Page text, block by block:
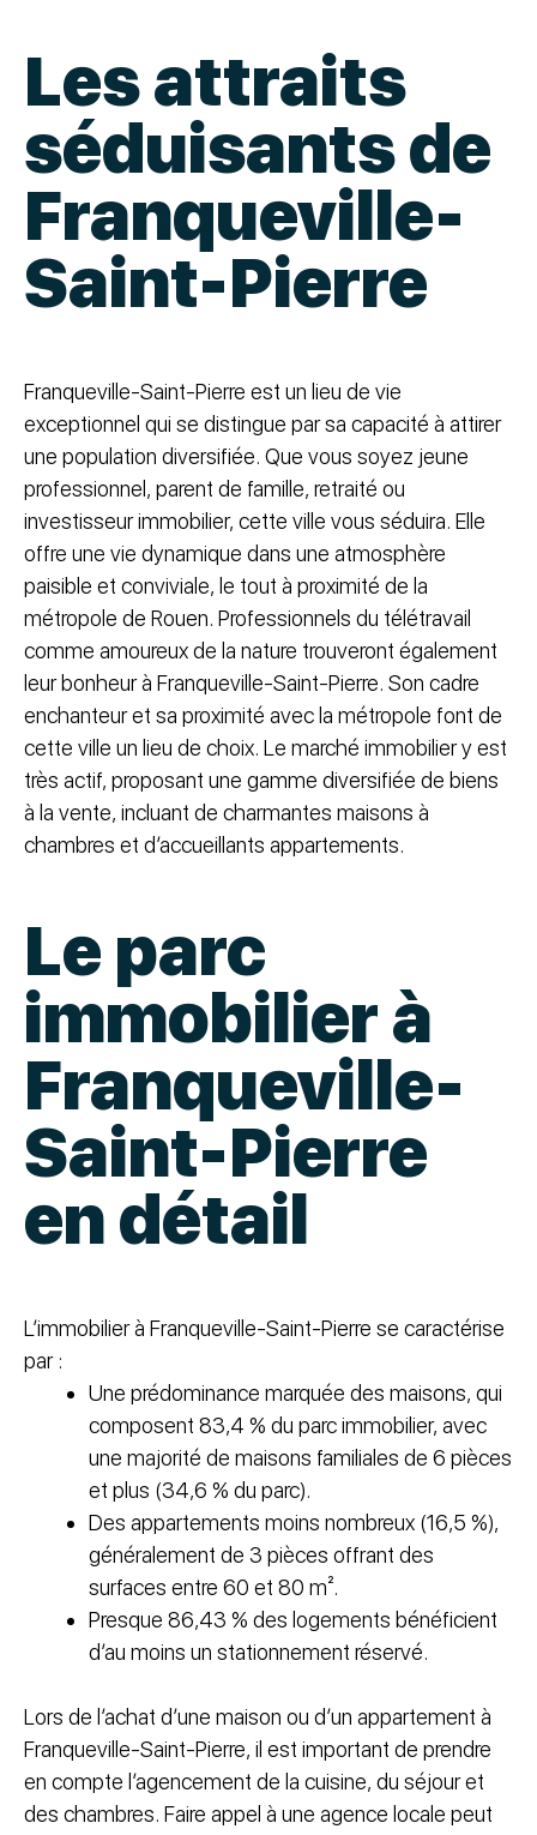
Les attraits
séduisants de
Franqueville-
Saint-Pierre
Franqueville-Saint-Pierre est un lieu de vie
exceptionnel qui se distingue par sa capacité à attirer
une population diversifiée. Que vous soyez jeune
professionnel, parent de famille, retraité ou
investisseur immobilier, cette ville vous séduira. Elle
offre une vie dynamique dans une atmosphère
paisible et conviviale, le tout à proximité de la
métropole de Rouen. Professionnels du télétravail
comme amoureux de la nature trouveront également
leur bonheur à Franqueville-Saint-Pierre. Son cadre
enchanteur et sa proximité avec la métropole font de
cette ville un lieu de choix. Le marché immobilier y est
très actif, proposant une gamme diversifiée de biens
à la vente, incluant de charmantes maisons à
chambres et d’accueillants appartements.
Le parc
immobilier à
Franqueville-
Saint-Pierre
en détail
L’immobilier à Franqueville-Saint-Pierre se caractérise
par :
Une prédominance marquée des maisons, qui
composent 83,4 % du parc immobilier, avec
une majorité de maisons familiales de 6 pièces
et plus (34,6 % du parc).
Des appartements moins nombreux (16,5 %),
généralement de 3 pièces offrant des
surfaces entre 60 et 80 m².
Presque 86,43 % des logements bénéficient
d’au moins un stationnement réservé.
Lors de l’achat d’une maison ou d’un appartement à
Franqueville-Saint-Pierre, il est important de prendre
en compte l’agencement de la cuisine, du séjour et
des chambres. Faire appel à une agence locale peut